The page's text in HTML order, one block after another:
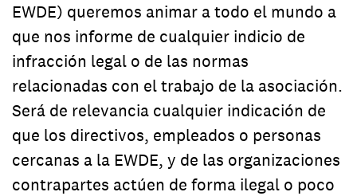
EWDE) queremos animar a todo el mundo a
que nos informe de cualquier indicio de
infracción legal o de las normas
relacionadas con el trabajo de la asociación.
Será de relevancia cualquier indicación de
que los directivos, empleados o personas
cercanas a la EWDE, y de las organizaciones
contrapartes actúen de forma ilegal o poco